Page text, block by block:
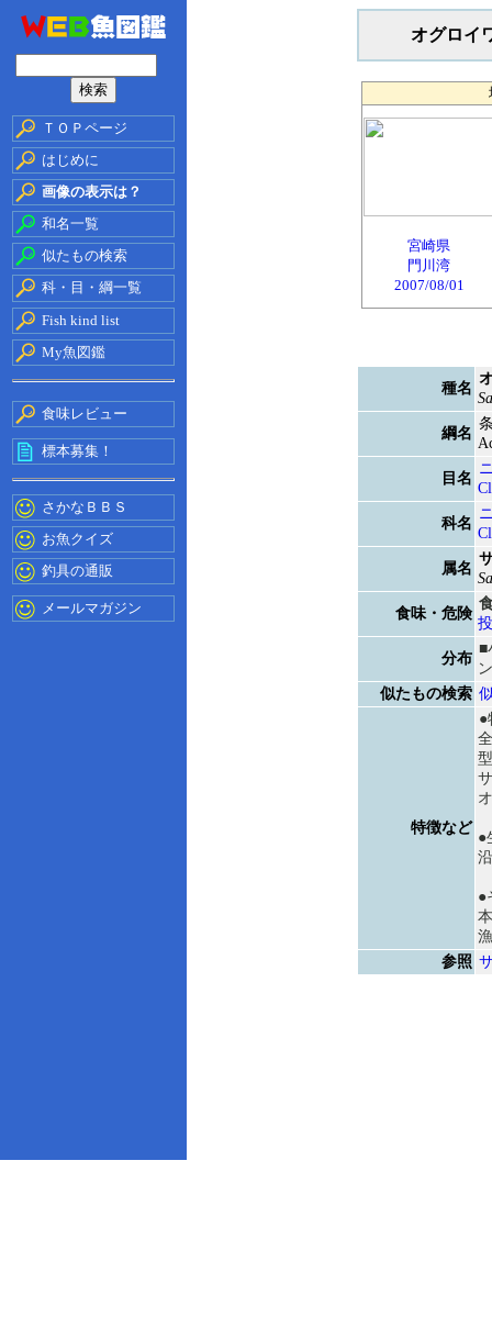
ＴＯＰページ
はじめに
画像の表示は？
和名一覧
似たもの検索
科・目・綱一覧
Fish kind list
My魚図鑑
食味レビュー
標本募集！
さかなＢＢＳ
お魚クイズ
釣具の通販
メールマガジン
オグロイ
宮崎県
門川湾
2007/08/01
種名
綱名
目名
科名
属名
食味・危険
分布
■
似たもの検索
特徴など
●
●
●
参照